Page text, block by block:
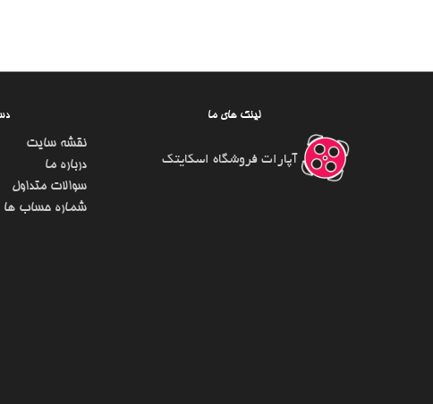
نقشه سایت
درباره ما
سوالات متداول
شماره حساب ها
لینک های ما
آپارات فروشگاه اسکایتک